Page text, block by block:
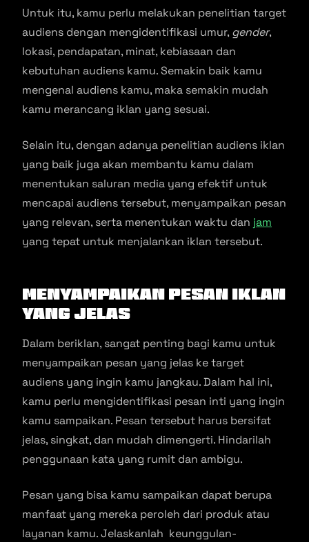
Untuk itu, kamu perlu melakukan penelitian target
audiens dengan mengidentifikasi umur, gender,
lokasi, pendapatan, minat, kebiasaan dan
kebutuhan audiens kamu. Semakin baik kamu
mengenal audiens kamu, maka semakin mudah
kamu merancang iklan yang sesuai.
Selain itu, dengan adanya penelitian audiens iklan
yang baik juga akan membantu kamu dalam
menentukan saluran media yang efektif untuk
mencapai audiens tersebut, menyampaikan pesan
yang relevan, serta menentukan waktu dan jam
yang tepat untuk menjalankan iklan tersebut.
Menyampaikan Pesan Iklan
yang Jelas
Dalam beriklan, sangat penting bagi kamu untuk
menyampaikan pesan yang jelas ke target
audiens yang ingin kamu jangkau. Dalam hal ini,
kamu perlu mengidentifikasi pesan inti yang ingin
kamu sampaikan. Pesan tersebut harus bersifat
jelas, singkat, dan mudah dimengerti. Hindarilah
penggunaan kata yang rumit dan ambigu.
Pesan yang bisa kamu sampaikan dapat berupa
manfaat yang mereka peroleh dari produk atau
layanan kamu. Jelaskanlah keunggulan-